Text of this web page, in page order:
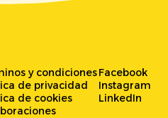
y condiciones
de privacidad
de cookies
Facebook
Instagram
LinkedIn